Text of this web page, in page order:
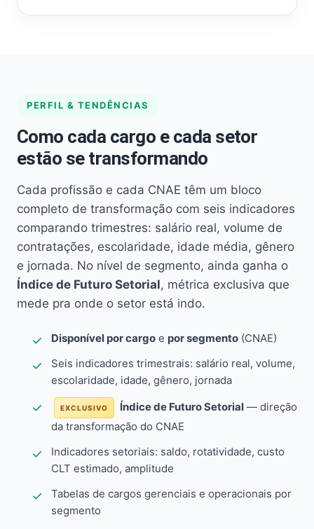
PERFIL & TENDÊNCIAS
Como cada cargo e cada setor
estão se transformando
Cada profissão e cada CNAE têm um bloco
completo de transformação com seis indicadores
comparando trimestres: salário real, volume de
contratações, escolaridade, idade média, gênero
e jornada. No nível de segmento, ainda ganha o
Índice de Futuro Setorial, métrica exclusiva que
mede pra onde o setor está indo.
Disponível por cargo e por segmento (CNAE)
Seis indicadores trimestrais: salário real, volume,
escolaridade, idade, gênero, jornada
EXCLUSIVO Índice de Futuro Setorial — direção
da transformação do CNAE
Indicadores setoriais: saldo, rotatividade, custo
CLT estimado, amplitude
Tabelas de cargos gerenciais e operacionais por
segmento